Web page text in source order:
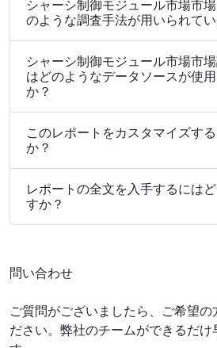
シャーシ制御モジュール市場市
のような調査手法が用いられて
シャーシ制御モジュール市場市
はどのようなデータソースが使
か？
このレポートをカスタマイズす
か？
レポートの全文を入手するには
すか？
問い合わせ
ご質問がございましたら、ご希望の
ださい。弊社のチームができるだけ